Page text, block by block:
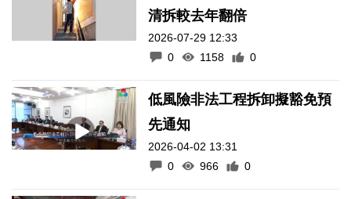
清拆較去年翻倍
2026-07-29 12:33
0
1158 0
低風險非法工程拆卸擬豁免預
先通知
2026-04-02 13:31
0
966 0